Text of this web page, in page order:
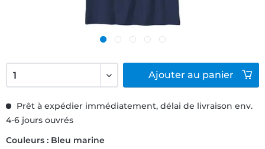
Prêt à expédier immédiatement, délai de livraison env.
4-6 jours ouvrés
Couleurs : Bleu marine
Ajouter au panier